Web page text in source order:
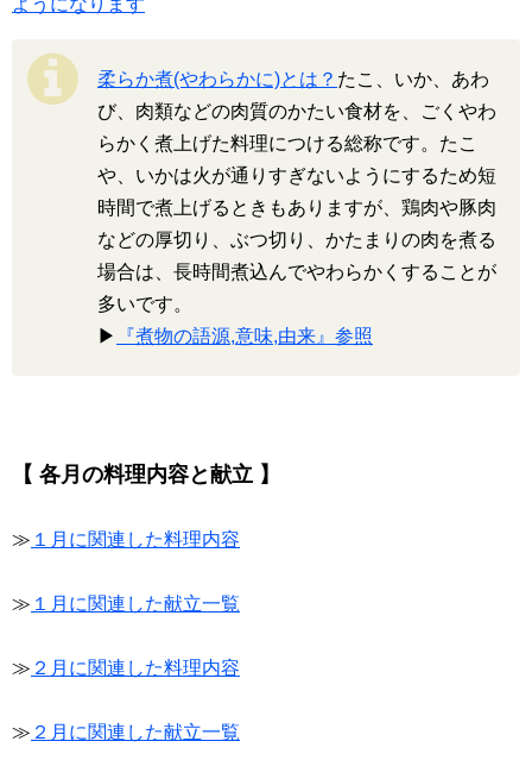
ようになります
柔らか煮(やわらかに)とは？ たこ、いか、あわ
び、肉類などの肉質のかたい食材を、ごくやわ
らかく煮上げた料理につける総称です。たこ
や、いかは火が通りすぎないようにするため短
時間で煮上げるときもありますが、鶏肉や豚肉
などの厚切り、ぶつ切り、かたまりの肉を煮る
場合は、長時間煮込んでやわらかくすることが
多いです。
▶
『煮物の語源,意味,由来』参照
【 各月の料理内容と献立 】
≫ １月に関連した料理内容
≫ １月に関連した献立一覧
≫ ２月に関連した料理内容
≫ ２月に関連した献立一覧